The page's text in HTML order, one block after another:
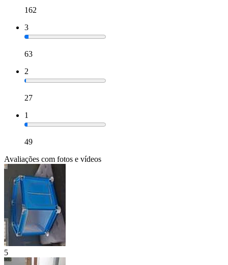
162
3
63
2
27
1
49
Avaliações com fotos e vídeos
5